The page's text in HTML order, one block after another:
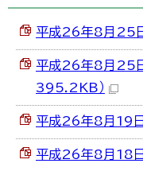
한국어
繁體中文平成26年8月25日
平成26年8月25日
395.2KB）
平成26年8月19日
平成26年8月18日